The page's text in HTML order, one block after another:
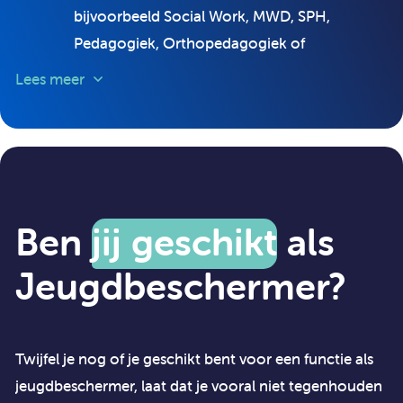
bijvoorbeeld Social Work, MWD, SPH,
Pedagogiek, Orthopedagogiek of
te registreren);
Kennis van de wet- en regelgeving met
betrekking tot jeugdbescherming, zowel in
vrijwillig als justitieel kader;
Lees meer
Ben jij geschikt als
Jeugdbeschermer?
Twijfel je nog of je geschikt bent voor een functie als
jeugdbeschermer, laat dat je vooral niet tegenhouden